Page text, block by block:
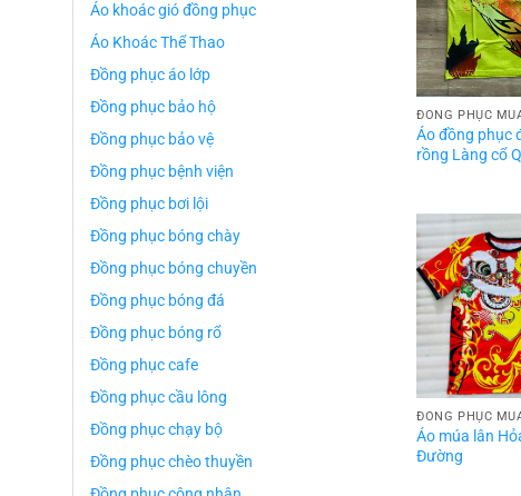
Áo khoác gió đồng phục
Áo Khoác Thể Thao
Đồng phục áo lớp
Đồng phục bảo hộ
Đồng phục bảo vệ
Đồng phục bệnh viện
Đồng phục bơi lội
Đồng phục bóng chày
Đồng phục bóng chuyền
Đồng phục bóng đá
Đồng phục bóng rổ
Đồng phục cafe
Đồng phục cầu lông
Đồng phục chạy bộ
Đồng phục chèo thuyền
ĐỒNG PHỤC
Áo đồng phục
rồng Làng cổ
ĐỒNG PHỤC
Áo múa lân
Đường